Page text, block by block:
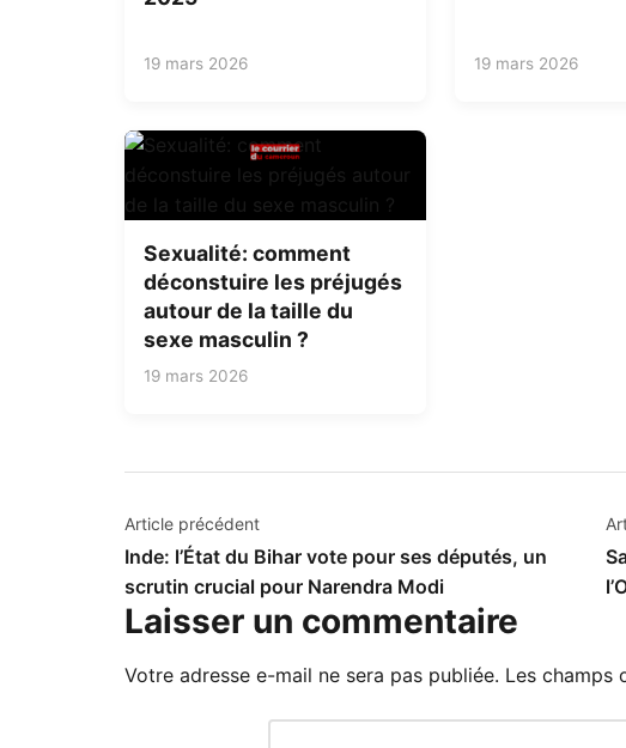
19 mars 2026 19 mars 2026
Sexualité: comment
déconstuire les préjugés
autour de la taille du
sexe masculin ?
19 mars 2026
Navigation
de
l’article
Article précédent
Inde: l’État du Bihar vote pour ses députés, un
scrutin crucial pour Narendra Modi
Laisser un commentaire
Votre adresse e-mail ne sera pas publiée. Les champs